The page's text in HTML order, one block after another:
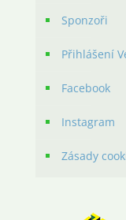
Sponzoři
Přihlášení
Facebook
Instagram
Zásady